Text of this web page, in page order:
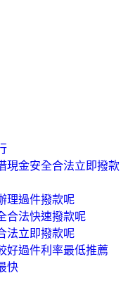
現金安全合法立即撥款
理過件撥款呢
合法快速撥款呢
法立即撥款呢
好過件利率最低推薦
快